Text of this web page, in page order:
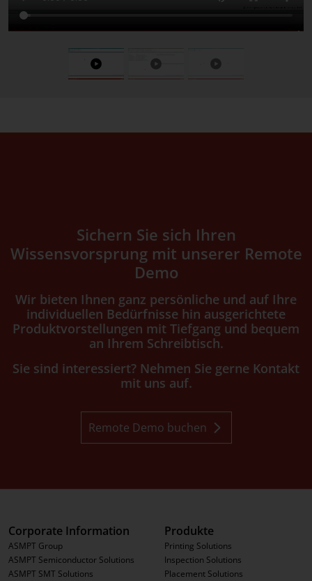
Sichern Sie sich Ihren
Wissensvorsprung mit unserer Remote
Demo
Wir bieten Ihnen ganz persönliche und auf Ihre
individuellen Bedürfnisse hin ausgerichtete
Produktvorstellungen mit Tiefgang und bequem
an Ihrem Schreibtisch.
Sie sind interessiert? Nehmen Sie gerne Kontakt
mit uns auf.
Remote Demo buchen
Corporate Information
ASMPT Group
ASMPT Semiconductor Solutions
ASMPT SMT Solutions
Produkte
Printing Solutions
Inspection Solutions
Placement Solutions